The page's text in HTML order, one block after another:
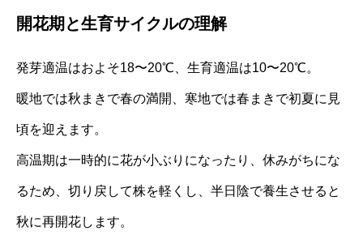
開花期と生育サイクルの理解
発芽適温はおよそ18〜20℃、生育適温は10〜20℃。
暖地では秋まきで春の満開、寒地では春まきで初夏に見
頃を迎えます。
高温期は一時的に花が小ぶりになったり、休みがちにな
るため、切り戻して株を軽くし、半日陰で養生させると
秋に再開花します。